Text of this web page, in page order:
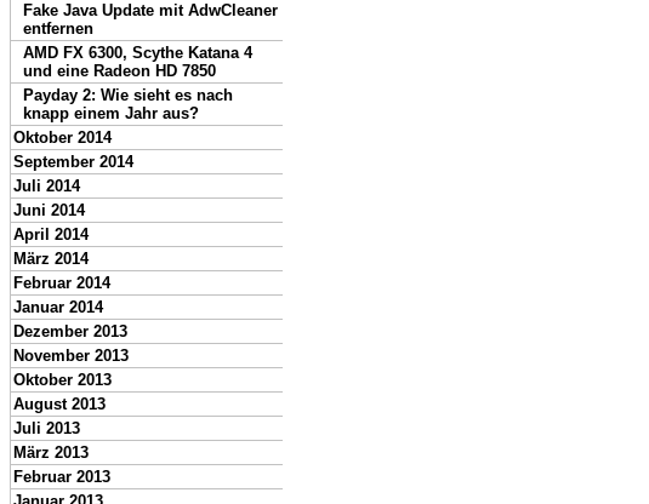
Fake Java Update mit AdwCleaner
entfernen
AMD FX 6300, Scythe Katana 4
und eine Radeon HD 7850
Payday 2: Wie sieht es nach
knapp einem Jahr aus?
Oktober 2014
September 2014
Juli 2014
Juni 2014
April 2014
März 2014
Februar 2014
Januar 2014
Dezember 2013
November 2013
Oktober 2013
August 2013
Juli 2013
März 2013
Februar 2013